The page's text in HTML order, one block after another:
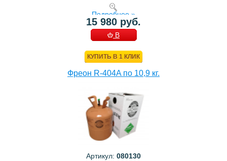
Подробнее »
15 980 руб.
В
КУПИТЬ В 1 КЛИК
Фреон R-404A по 10,9 кг.
Артикул: 080130